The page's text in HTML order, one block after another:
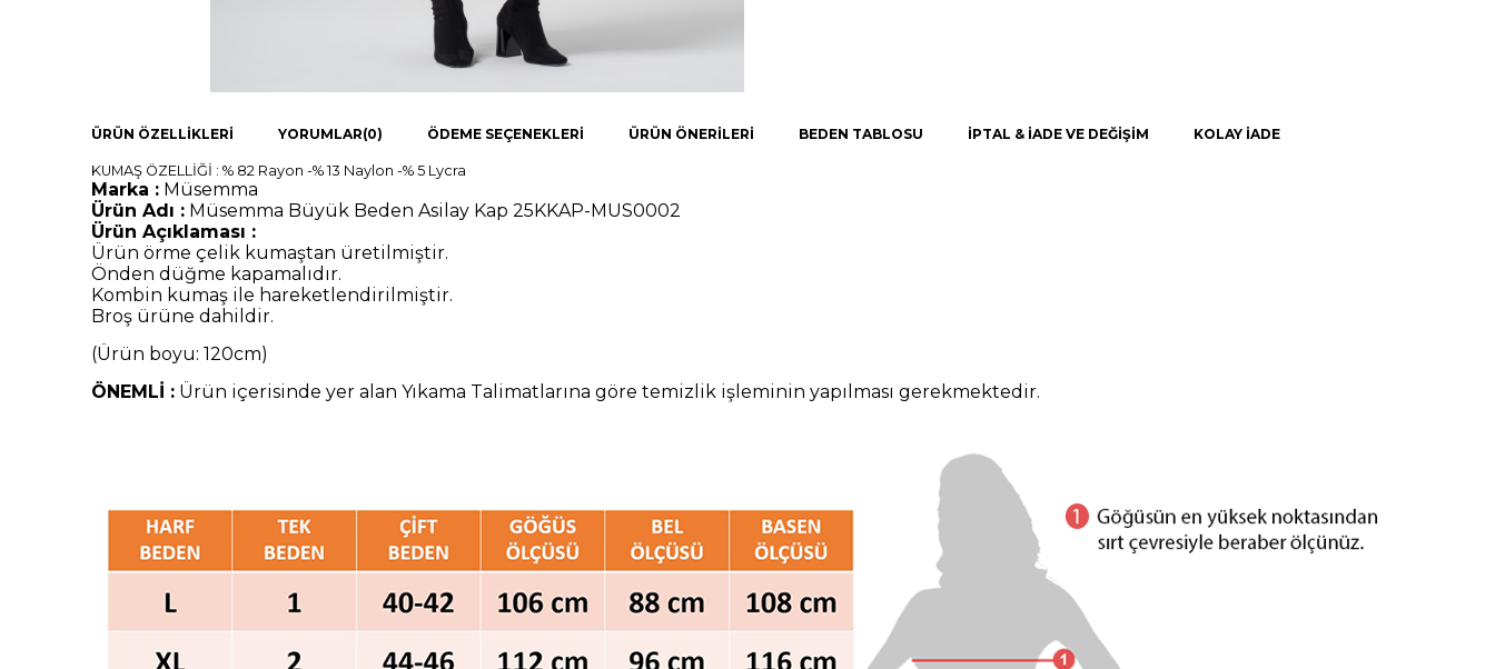
ÜRÜN ÖZELLIKLERI YORUMLAR(0) ÖDEME SEÇENEKLERI ÜRÜN ÖNERILERI BEDEN TABLOSU İPTAL & İADE VE DEĞİŞİM KOLAY İADE
KUMAŞ ÖZELLİĞİ : % 82 Rayon -% 13 Naylon -% 5 Lycra
Marka : Müsemma
Ürün Adı : Müsemma Büyük Beden Asilay Kap 25KKAP-MUS0002
Ürün Açıklaması :
Ürün örme çelik kumaştan üretilmiştir.
Önden düğme kapamalıdır.
Kombin kumaş ile hareketlendirilmiştir.
Broş ürüne dahildir.
(Ürün boyu: 120cm)
ÖNEMLİ : Ürün içerisinde yer alan Yıkama Talimatlarına göre temizlik işleminin yapılması gerekmektedir.